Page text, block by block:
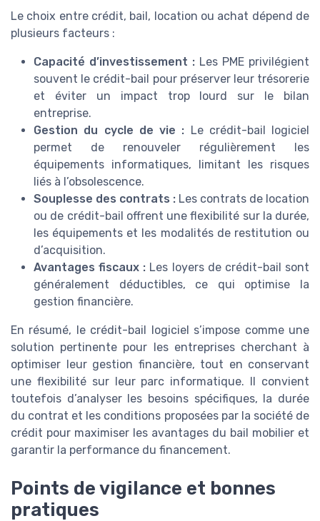
Le choix entre crédit, bail, location ou achat dépend de
plusieurs facteurs :
Capacité d’investissement : Les PME privilégient
souvent le crédit-bail pour préserver leur trésorerie
et éviter un impact trop lourd sur le bilan
entreprise.
Gestion du cycle de vie : Le crédit-bail logiciel
permet de renouveler régulièrement les
équipements informatiques, limitant les risques
liés à l’obsolescence.
Souplesse des contrats : Les contrats de location
ou de crédit-bail offrent une flexibilité sur la durée,
les équipements et les modalités de restitution ou
d’acquisition.
Avantages fiscaux : Les loyers de crédit-bail sont
généralement déductibles, ce qui optimise la
gestion financière.
En résumé, le crédit-bail logiciel s’impose comme une
solution pertinente pour les entreprises cherchant à
optimiser leur gestion financière, tout en conservant
une flexibilité sur leur parc informatique. Il convient
toutefois d’analyser les besoins spécifiques, la durée
du contrat et les conditions proposées par la société de
crédit pour maximiser les avantages du bail mobilier et
garantir la performance du financement.
Points de vigilance et bonnes
pratiques